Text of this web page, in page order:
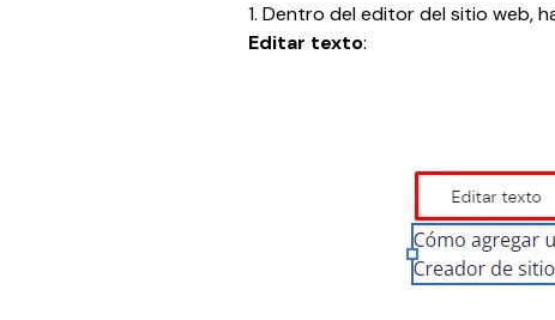
1. Dentro del editor del sitio web,
Editar texto: